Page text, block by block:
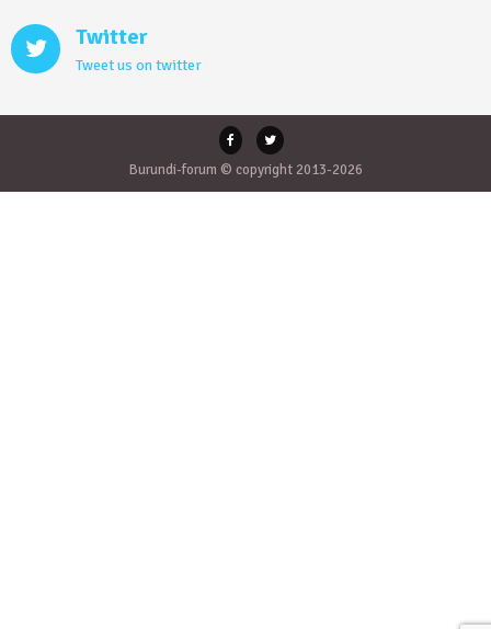
Twitter
Tweet us on twitter
Burundi-forum © copyright 2013-2026